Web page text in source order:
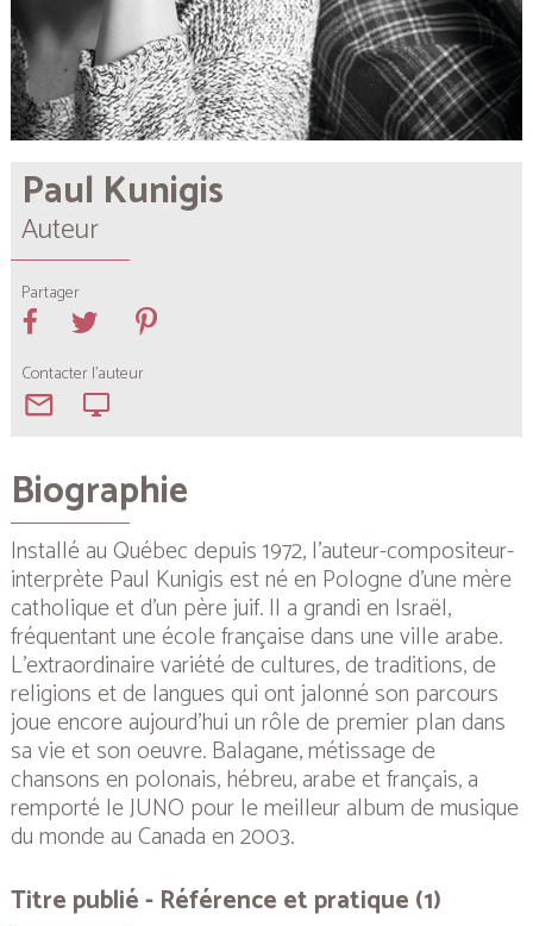
Paul Kunigis
Auteur
Partager
Contacter l'auteur
mail_outline desktop_windows
Biographie
Installé au Québec depuis 1972, l’auteur-compositeur-
interprète Paul Kunigis est né en Pologne d’une mère
catholique et d’un père juif. Il a grandi en Israël,
fréquentant une école française dans une ville arabe.
L’extraordinaire variété de cultures, de traditions, de
religions et de langues qui ont jalonné son parcours
joue encore aujourd’hui un rôle de premier plan dans
sa vie et son oeuvre.Balagane, métissage de
chansons en polonais, hébreu, arabe et français, a
remporté le JUNO pour le meilleur album de musique
du monde au Canada en 2003.
Titre publié - Référence et pratique (1)